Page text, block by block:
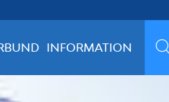
INFORMATION